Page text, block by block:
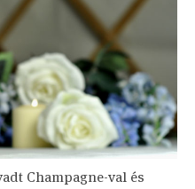
Champagne-val és